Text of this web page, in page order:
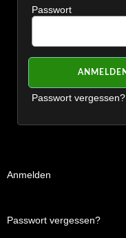
Passwort
Passwort vergessen?
Anmelden
Passwort vergessen?